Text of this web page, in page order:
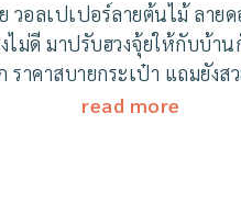
วอลเปเปอร์ลายต้นไม้ ลา
ม่ดี มาปรับฮวงจุ้ยให้กับบ้า
ราคาสบายกระเป๋า แถมยัง
read more